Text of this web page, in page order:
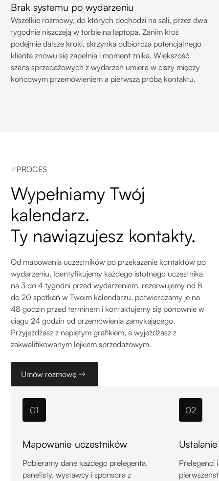
Brak systemu po wydarzeniu
Wszelkie rozmowy, do których dochodzi na sali, przez dwa
tygodnie niszczeją w torbie na laptopa. Zanim ktoś
podejmie dalsze kroki, skrzynka odbiorcza potencjalnego
klienta znowu się zapełnia i moment znika. Większość
szans sprzedażowych z wydarzeń umiera w ciszy między
końcowym przemówieniem a pierwszą próbą kontaktu.
PROCES
Wypełniamy Twój
kalendarz.
Ty nawiązujesz kontakty.
Od mapowania uczestników po przekazanie kontaktów po
wydarzeniu. Identyfikujemy każdego istotnego uczestnika
na 3 do 4 tygodni przed wydarzeniem, rezerwujemy od 8
do 20 spotkań w Twoim kalendarzu, potwierdzamy je na
48 godzin przed terminem i kontaktujemy się ponownie w
ciągu 24 godzin od przemówienia zamykającego.
Przyjeżdżasz z napiętym grafikiem, a wyjeżdżasz z
zakwalifikowanym lejkiem sprzedażowym.
Umów rozmowę
01
Mapowanie uczestników
Pobieramy dane każdego prelegenta,
panelisty, wystawcy i sponsora z
02
Prelegenci